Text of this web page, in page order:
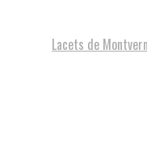
Lacets de